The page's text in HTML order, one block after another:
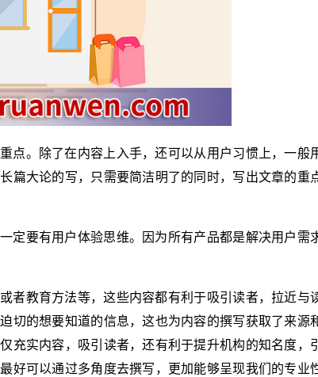
点。除了在内容上入手，还可以从用户习惯上，一般
篇大论的写，只需要简洁明了的同时，写出文章的重
定要有用户体验思维。因为所有产品都是解决用户需
者教育方法等，这些内容都有利于吸引读者，拉近与
切的想要知道的信息，这也为内容的撰写获取了来源
充实内容，吸引读者，还有利于提升机构的知名度，
好可以通过多角度去撰写，更加能够呈现我们的专业